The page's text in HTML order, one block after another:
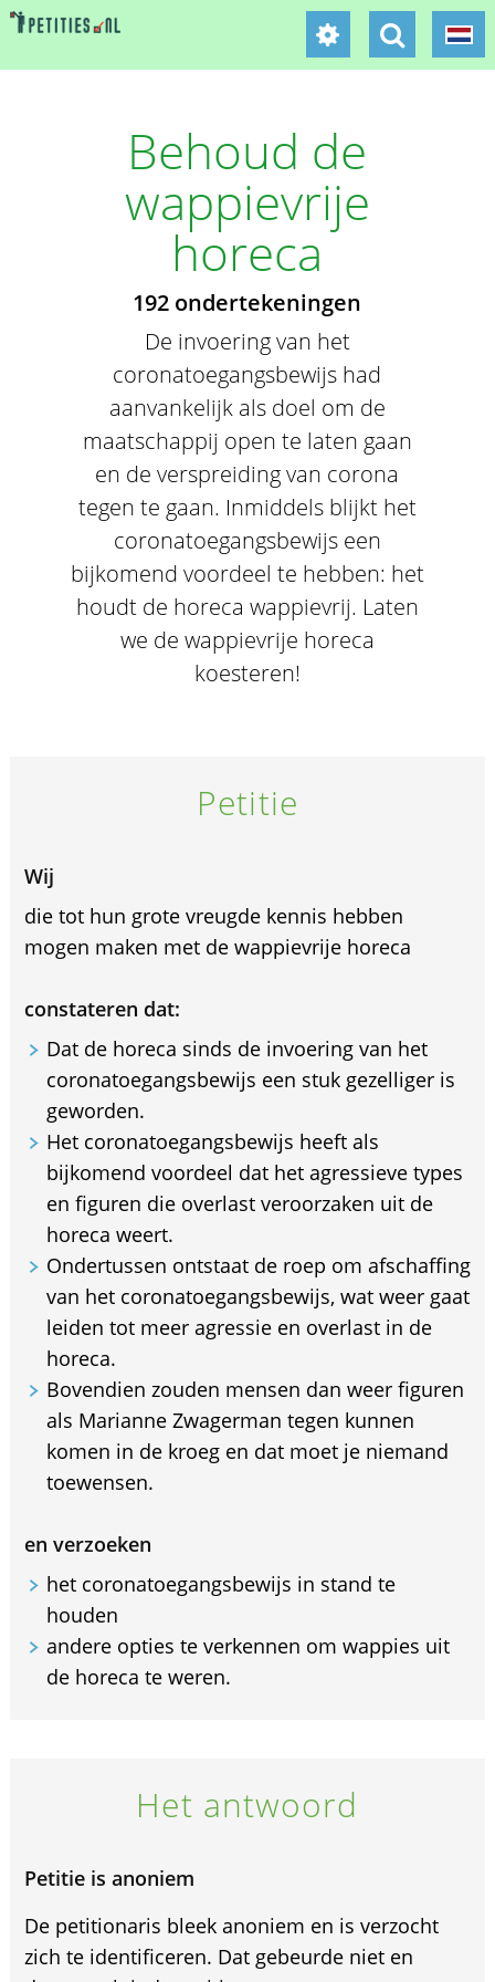
Behoud de
wappievrije
horeca
192 ondertekeningen
De invoering van het
coronatoegangsbewijs had
aanvankelijk als doel om de
maatschappij open te laten gaan
en de verspreiding van corona
tegen te gaan. Inmiddels blijkt het
coronatoegangsbewijs een
bijkomend voordeel te hebben: het
houdt de horeca wappievrij. Laten
we de wappievrije horeca
koesteren!
Petitie
Wij
die tot hun grote vreugde kennis hebben
mogen maken met de wappievrije horeca
constateren dat:
Dat de horeca sinds de invoering van het
coronatoegangsbewijs een stuk gezelliger is
geworden.
Het coronatoegangsbewijs heeft als
bijkomend voordeel dat het agressieve types
en figuren die overlast veroorzaken uit de
horeca weert.
Ondertussen ontstaat de roep om afschaffing
van het coronatoegangsbewijs, wat weer gaat
leiden tot meer agressie en overlast in de
horeca.
Bovendien zouden mensen dan weer figuren
als Marianne Zwagerman tegen kunnen
komen in de kroeg en dat moet je niemand
toewensen.
en verzoeken
het coronatoegangsbewijs in stand te
houden
andere opties te verkennen om wappies uit
de horeca te weren.
Het antwoord
Petitie is anoniem
De petitionaris bleek anoniem en is verzocht
zich te identificeren. Dat gebeurde niet en